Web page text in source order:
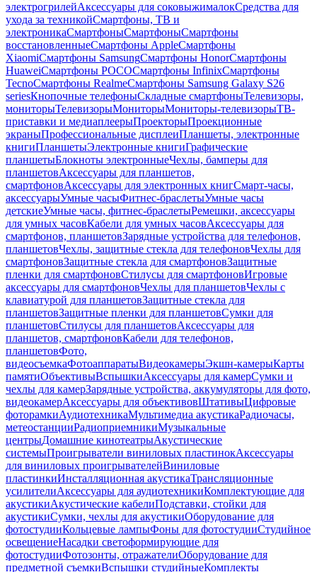
электрогрилейАксессуары для соковыжималокСредства для
ухода за техникойСмартфоны, ТВ и
электроникаСмартфоныСмартфоныСмартфоны
восстановленныеСмартфоны AppleСмартфоны
XiaomiСмартфоны SamsungСмартфоны HonorСмартфоны
HuaweiСмартфоны POCOСмартфоны InfinixСмартфоны
TecnoСмартфоны RealmeСмартфоны Samsung Galaxy S26
seriesКнопочные телефоныСкладные смартфоныТелевизоры,
мониторыТелевизорыМониторыМониторы-телевизорыТВ-
приставки и медиаплеерыПроекторыПроекционные
экраныПрофессиональные дисплеиПланшеты, электронные
книгиПланшетыЭлектронные книгиГрафические
планшетыБлокноты электронныеЧехлы, бамперы для
планшетовАксессуары для планшетов,
смартфоновАксессуары для электронных книгСмарт-часы,
аксессуарыУмные часыФитнес-браслетыУмные часы
детскиеУмные часы, фитнес-браслетыРемешки, аксессуары
для умных часовКабели для умных часовАксессуары для
смартфонов, планшетовЗарядные устройства для телефонов,
планшетовЧехлы, защитные стекла для телефоновЧехлы для
смартфоновЗащитные стекла для смартфоновЗащитные
пленки для смартфоновСтилусы для смартфоновИгровые
аксессуары для смартфоновЧехлы для планшетовЧехлы с
клавиатурой для планшетовЗащитные стекла для
планшетовЗащитные пленки для планшетовСумки для
планшетовСтилусы для планшетовАксессуары для
планшетов, смартфоновКабели для телефонов,
планшетовФото,
видеосъемкаФотоаппаратыВидеокамерыЭкшн-камерыКарты
памятиОбъективыВспышкиАксессуары для камерСумки и
чехлы для камерЗарядные устройства, аккумуляторы для фото,
видеокамерАксессуары для объективовШтативыЦифровые
фоторамкиАудиотехникаМультимедиа акустикаРадиочасы,
метеостанцииРадиоприемникиМузыкальные
центрыДомашние кинотеатрыАкустические
системыПроигрыватели виниловых пластинокАксессуары
для виниловых проигрывателейВиниловые
пластинкиИнсталляционная акустикаТрансляционные
усилителиАксессуары для аудиотехникиКомплектующие для
акустикиАкустические кабелиПодставки, стойки для
акустикиСумки, чехлы для акустикиОборудование для
фотостудииКольцевые лампыФоны для фотостудииСтудийное
освещениеНасадки светоформирующие для
фотостудииФотозонты, отражателиОборудование для
предметной съемкиВспышки студийныеКомплекты